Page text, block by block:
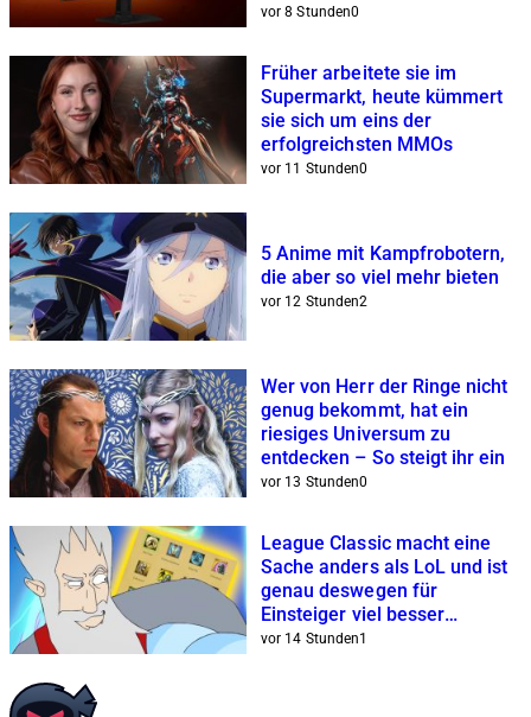
vor 8 Stunden0
Früher arbeitete sie im
Supermarkt, heute kümmert
sie sich um eins der
erfolgreichsten MMOs
vor 11 Stunden0
5 Anime mit Kampfrobotern,
die aber so viel mehr bieten
vor 12 Stunden2
Wer von Herr der Ringe nicht
genug bekommt, hat ein
riesiges Universum zu
entdecken – So steigt ihr ein
vor 13 Stunden0
League Classic macht eine
Sache anders als LoL und ist
genau deswegen für
Einsteiger viel besser
geeignet
vor 14 Stunden1